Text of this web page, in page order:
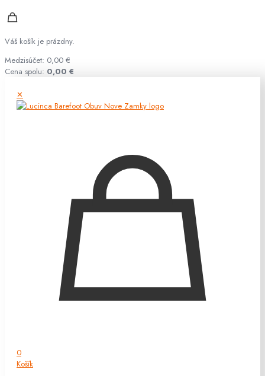
Váš košík je prázdny.
Medzisúčet: 0,00 €
Cena spolu: 0,00 €
✕
0
Košík